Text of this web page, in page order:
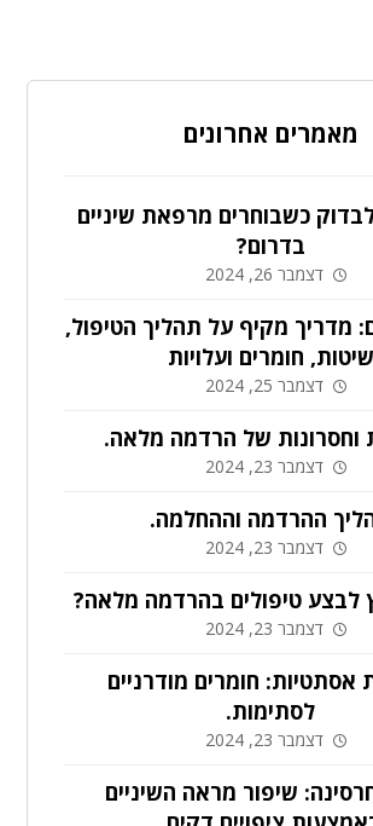
מאמרים אחרונים
כשבוחרים מרפאת שיניים
בדרום?
דצמבר 26, 2024
מדריך מקיף על תהליך הטיפול,
שיטות, חומרים ועלויות
דצמבר 25, 2024
וחסרונות של הרדמה מלאה.
דצמבר 23, 2024
ההרדמה וההחלמה.
דצמבר 23, 2024
לבצע טיפולים בהרדמה מלאה?
דצמבר 23, 2024
אסתטיות: חומרים מודרניים
לסתימות.
דצמבר 23, 2024
חרסינה: שיפור מראה השיניים